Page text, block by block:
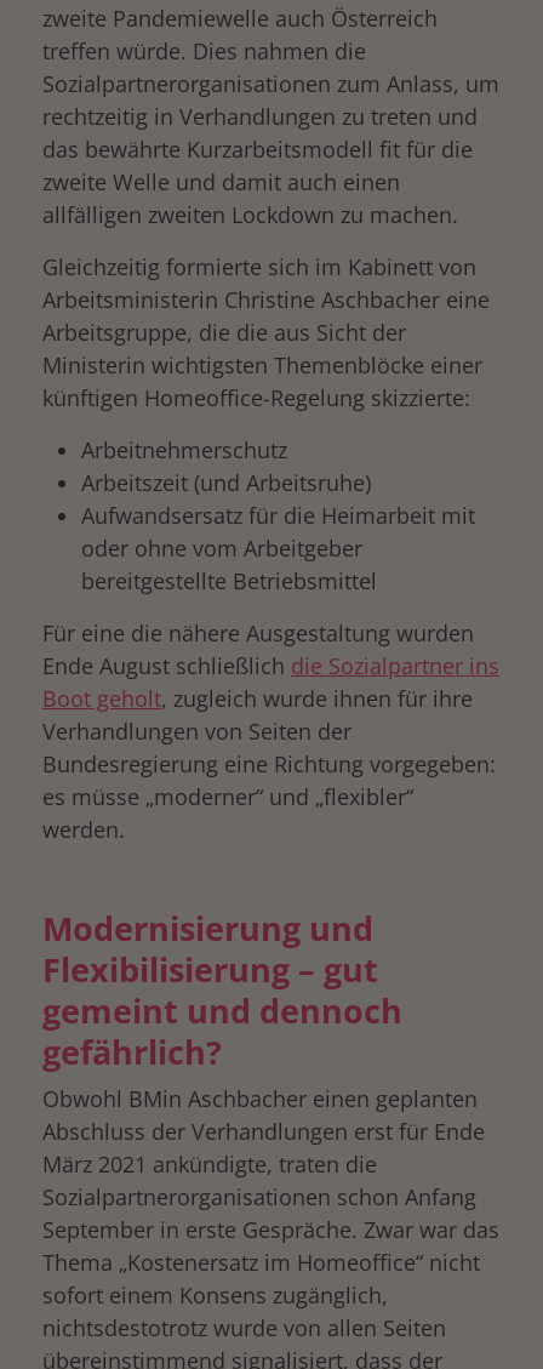
zweite Pandemiewelle auch Österreich
treffen würde. Dies nahmen die
Sozialpartnerorganisationen zum Anlass, um
rechtzeitig in Verhandlungen zu treten und
das bewährte Kurzarbeitsmodell fit für die
zweite Welle und damit auch einen
allfälligen zweiten Lockdown zu machen.
Gleichzeitig formierte sich im Kabinett von
Arbeitsministerin Christine Aschbacher eine
Arbeitsgruppe, die die aus Sicht der
Ministerin wichtigsten Themenblöcke einer
künftigen Homeoffice-Regelung skizzierte:
Arbeitnehmerschutz
Arbeitszeit (und Arbeitsruhe)
Aufwandsersatz für die Heimarbeit mit
oder ohne vom Arbeitgeber
bereitgestellte Betriebsmittel
Für eine die nähere Ausgestaltung wurden
Ende August schließlich die Sozialpartner ins
Boot geholt, zugleich wurde ihnen für ihre
Verhandlungen von Seiten der
Bundesregierung eine Richtung vorgegeben:
es müsse „moderner“ und „flexibler“
werden.
Modernisierung und
Flexibilisierung – gut
gemeint und dennoch
gefährlich?
Obwohl BMin Aschbacher einen geplanten
Abschluss der Verhandlungen erst für Ende
März 2021 ankündigte, traten die
Sozialpartnerorganisationen schon Anfang
September in erste Gespräche. Zwar war das
Thema „Kostenersatz im Homeoffice“ nicht
sofort einem Konsens zugänglich,
nichtsdestotrotz wurde von allen Seiten
übereinstimmend signalisiert, dass der